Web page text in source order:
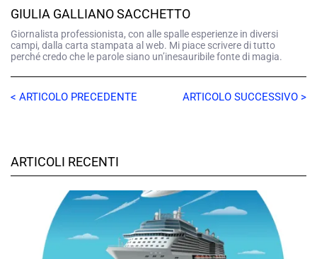
GIULIA GALLIANO SACCHETTO
Giornalista professionista, con alle spalle esperienze in diversi
campi, dalla carta stampata al web. Mi piace scrivere di tutto
perché credo che le parole siano un’inesauribile fonte di magia.
< ARTICOLO PRECEDENTE ARTICOLO SUCCESSIVO >
ARTICOLI RECENTI